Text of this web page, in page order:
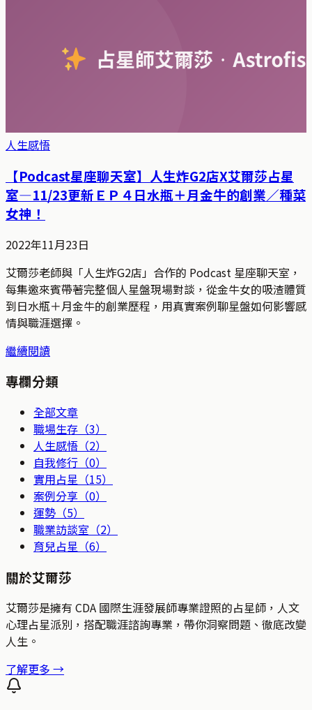
人生感悟
【Podcast星座聊天室】人生炸G2店X艾爾莎占星
室—11/23更新ＥＰ４日水瓶＋月金牛的創業／種菜
女神！
2022年11月23日
艾爾莎老師與「人生炸G2店」合作的 Podcast 星座聊天室，
每集邀來賓帶著完整個人星盤現場對談，從金牛女的吸渣體質
到日水瓶＋月金牛的創業歷程，用真實案例聊星盤如何影響感
情與職涯選擇。
繼續閱讀
專欄分類
全部文章
職場生存 （3）
人生感悟 （2）
自我修行 （0）
實用占星 （15）
案例分享 （0）
運勢 （5）
職業訪談室 （2）
育兒占星 （6）
關於艾爾莎
艾爾莎是擁有 CDA 國際生涯發展師專業證照的占星師，人文
心理占星派別，搭配職涯諮詢專業，帶你洞察問題、徹底改變
人生。
了解更多 →